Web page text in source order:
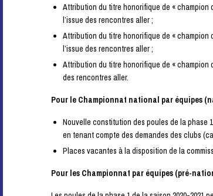
Attribution du titre honorifique de « champion
l’issue des rencontres aller ;
Attribution du titre honorifique de « champion
l’issue des rencontres aller ;
Attribution du titre honorifique de « champion
des rencontres aller.
Pour le Championnat national par équipes
Nouvelle constitution des poules de la phase
en tenant compte des demandes des clubs
Places vacantes à la disposition de la
Pour les Championnat par équipes (pré-